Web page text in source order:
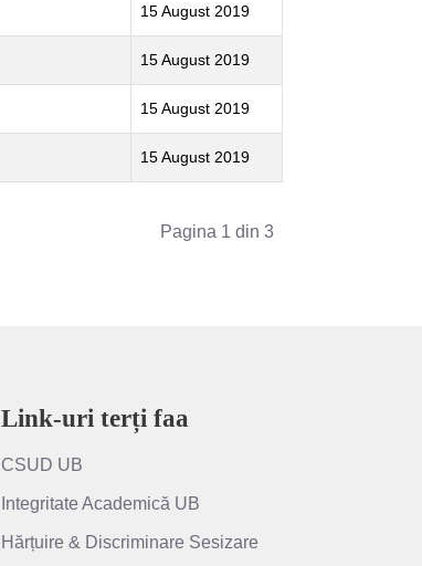
15 August 2019
15 August 2019
15 August 2019
15 August 2019
Pagina 1 din 3
Link-uri terți faa
CSUD UB
Integritate Academică UB
Hărțuire & Discriminare Sesizare